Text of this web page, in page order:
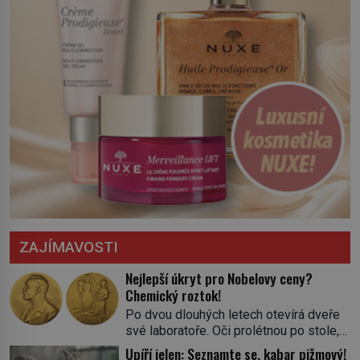
ZAJÍMAVOSTI
Nejlepší úkryt pro Nobelovy ceny?
Chemický roztok!
Po dvou dlouhých letech otevírá dveře
své laboratoře. Oči prolétnou po stole,
aby pak ulpěly na regálu, kde se nachází
Upíří jelen: Seznamte se, kabar pižmový!